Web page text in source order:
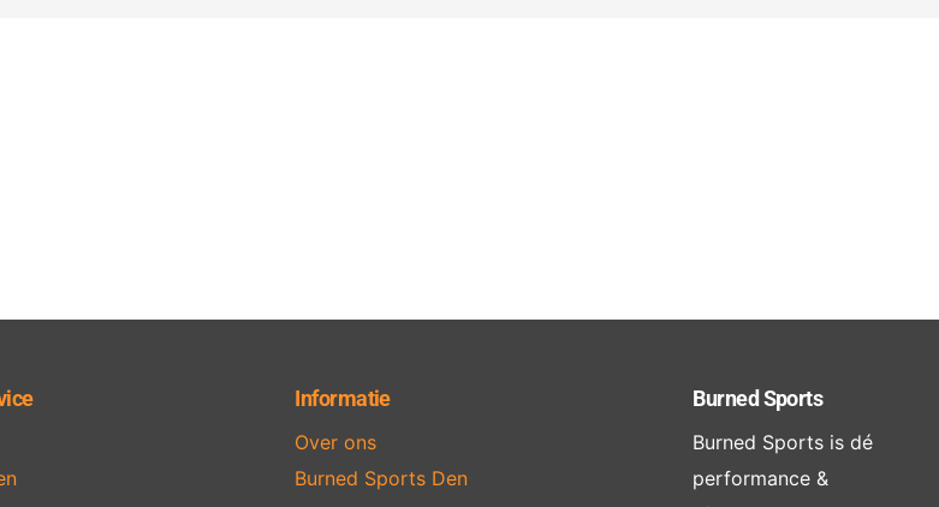
Informatie
Over ons
Burned Sports Den
Burned Sports
Burned Sports is dé
performance &